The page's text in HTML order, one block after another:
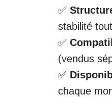
✅
stabilité
✅
(vendus
✅
chaque